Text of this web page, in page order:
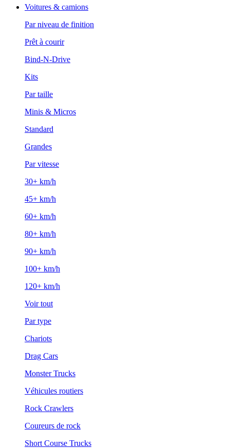
Voitures & camions
Par niveau de finition
Prêt à courir
Bind-N-Drive
Kits
Par taille
Minis & Micros
Standard
Grandes
Par vitesse
30+ km/h
45+ km/h
60+ km/h
80+ km/h
90+ km/h
100+ km/h
120+ km/h
Voir tout
Par type
Chariots
Drag Cars
Monster Trucks
Véhicules routiers
Rock Crawlers
Coureurs de rock
Short Course Trucks